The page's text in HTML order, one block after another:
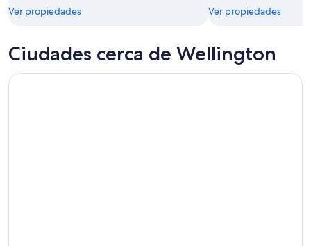
Ver propiedades
Ver propiedades
Ciudades cerca de Wellington